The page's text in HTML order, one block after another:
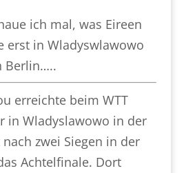
ich mal, was Eireen
erst in Wladyswlawowo
Berlin…..
erreichte beim WTT
in Wladyslawowo in der
zwei Siegen in der
Achtelfinale. Dort